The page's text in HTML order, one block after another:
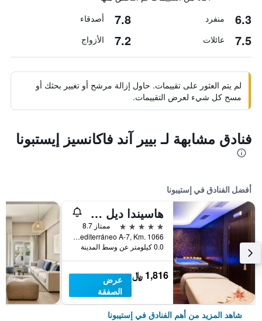
6.3 منفرد 7.8 أصدقاء
7.5 عائلات 7.2 الأزواج
لم يتم العثور على تقييمات. حاول إزالة مرشح أو تغيير بحثك أو
مسح كل شيء لعرض التقييمات.
فنادق مشابهة لـ بيير آند فاكانسيز إيستبونا
أفضل الفنادق في إستيبونا
هاسيندا ديل مار ميمبر أوف ميليا كوليكشن
5 نجوم
ممتاز 8.7
Autovía Del Mediterráneo A-7, Km. 1066, إستيبونا, منطقة أندلوسيا, أسبانيا
0.0 كيلومتر عن وسط المدينة
1,816 ﷼
عرض
الصفقة
شاهد المزيد من أهم الفنادق في إستيبونا